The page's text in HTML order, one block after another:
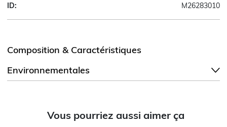
ID:
M26283010
Composition & Caractéristiques
Environnementales
Vous pourriez aussi aimer ça